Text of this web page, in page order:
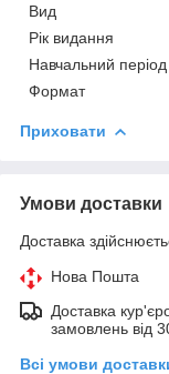
Вид
Рік видання
Навчальний період
Формат
Приховати
Умови доставки
Доставка
Нова Пошта
Доставка
замовлень від
Всі умови